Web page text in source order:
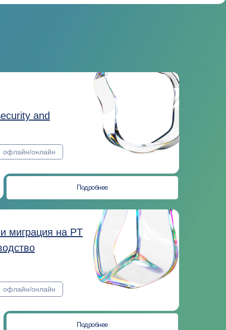
Подробнее
and
офлайн/онлайн
Подробнее
миграция на PT
офлайн/онлайн